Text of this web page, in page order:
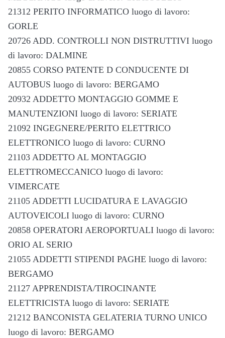
21312 PERITO INFORMATICO luogo di lavoro:
GORLE
20726 ADD. CONTROLLI NON DISTRUTTIVI luogo
di lavoro: DALMINE
20855 CORSO PATENTE D CONDUCENTE DI
AUTOBUS luogo di lavoro: BERGAMO
20932 ADDETTO MONTAGGIO GOMME E
MANUTENZIONI luogo di lavoro: SERIATE
21092 INGEGNERE/PERITO ELETTRICO
ELETTRONICO luogo di lavoro: CURNO
21103 ADDETTO AL MONTAGGIO
ELETTROMECCANICO luogo di lavoro:
VIMERCATE
21105 ADDETTI LUCIDATURA E LAVAGGIO
AUTOVEICOLI luogo di lavoro: CURNO
20858 OPERATORI AEROPORTUALI luogo di lavoro:
ORIO AL SERIO
21055 ADDETTI STIPENDI PAGHE luogo di lavoro:
BERGAMO
21127 APPRENDISTA/TIROCINANTE
ELETTRICISTA luogo di lavoro: SERIATE
21212 BANCONISTA GELATERIA TURNO UNICO
luogo di lavoro: BERGAMO